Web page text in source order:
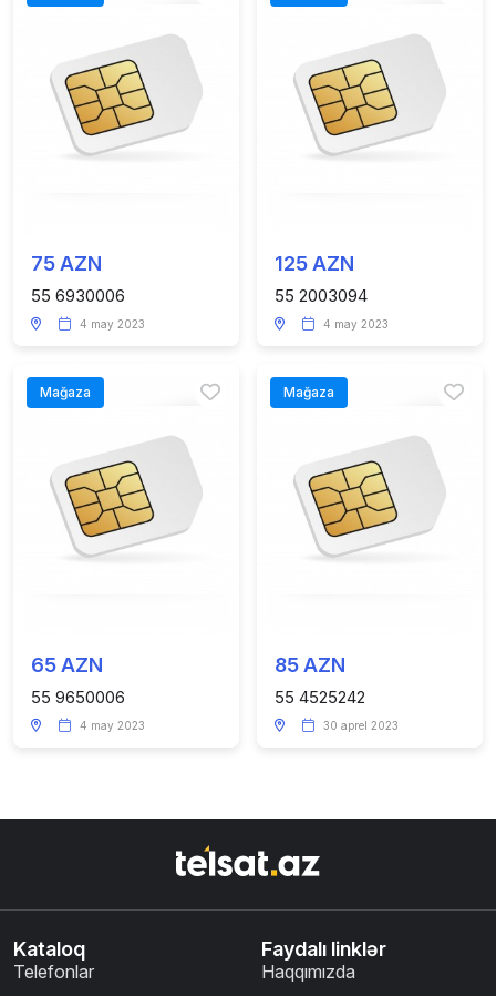
75 AZN
55 6930006
4 may 2023
125 AZN
55 2003094
4 may 2023
Mağaza
65 AZN
55 9650006
4 may 2023
Mağaza
85 AZN
55 4525242
30 aprel 2023
Kataloq
Telefonlar
Faydalı linklər
Haqqımızda